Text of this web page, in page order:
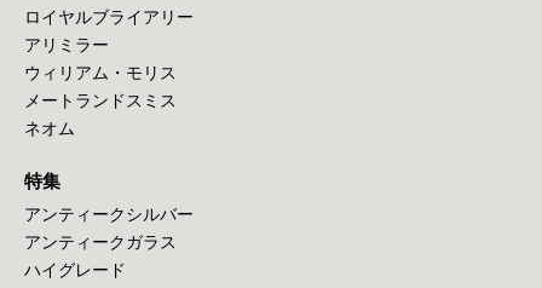
ロイヤルブライアリー
アリミラー
ウィリアム・モリス
メートランドスミス
ネオム
特集
アンティークシルバー
アンティークガラス
ハイグレード